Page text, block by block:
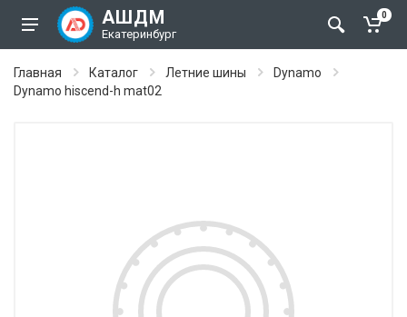
АШДМ
Екатеринбург
0
Главная Каталог Летние шины
Dynamo
Dynamo hiscend-h mat02